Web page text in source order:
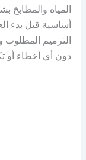
المياه
أساسية قبل بدء
الترميم
دون أي أخطاء أو